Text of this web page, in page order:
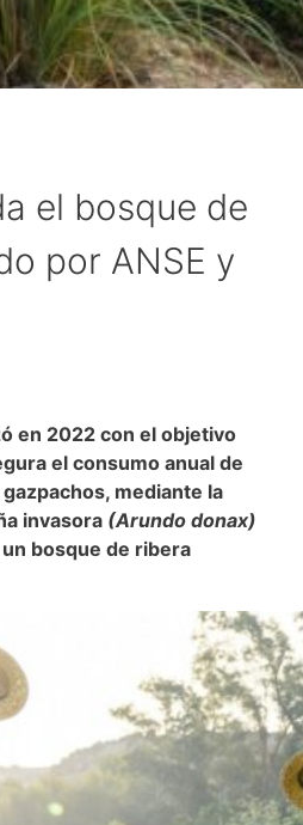
el bosque de
por ANSE y
en 2022 con el objetivo
el consumo anual de
mediante la
invasora (Arundo donax)
bosque de ribera